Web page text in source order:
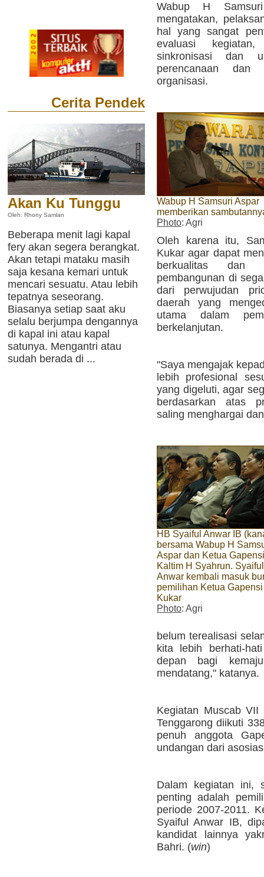
Cerita Pendek
Akan Ku Tunggu
Oleh: Rhony Samlan
Beberapa menit lagi kapal
fery akan segera berangkat.
Akan tetapi mataku masih
saja kesana kemari untuk
mencari sesuatu. Atau lebih
tepatnya seseorang.
Biasanya setiap saat aku
selalu berjumpa dengannya
di kapal ini atau kapal
satunya. Mengantri atau
sudah berada di ...
Wabup H
mengatakan,
hal yang sangat
evaluasi kegiatan,
sinkronisasi dan
perencanaan dan
organisasi.
Wabup H Samsuri Aspar
memberikan
Photo: Agri
Oleh karena itu,
Kukar agar dapat
berkualitas dan
pembangunan di
dari perwujudan
daerah yang
utama dalam
berkelanjutan.
"Saya mengajak
lebih profesional
yang digeluti, agar
berdasarkan atas
saling menghargai
HB Syaiful Anwar IB
bersama Wabup H
Aspar dan Ketua Gapensi
Kaltim H Syahrun. Syaiful
Anwar kembali masuk
pemilihan Ketua Gapensi
Kukar
Photo: Agri
belum terealisasi
kita lebih berhati-
depan bagi
mendatang," katanya.
Kegiatan Muscab
Tenggarong diikuti
penuh anggota
undangan dari
Dalam kegiatan ini,
penting adalah
periode 2007-2011.
Syaiful Anwar IB,
kandidat lainnya
Bahri. (win)